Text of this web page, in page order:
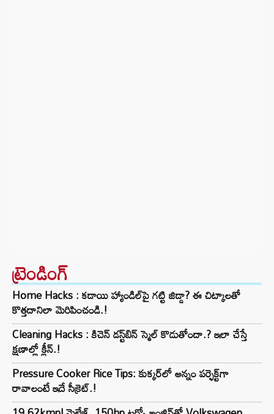
ట్రెండింగ్‌
Home Hacks : కడాయి హ్యాండిల్‌పై గట్టి జిడ్డా? ఈ చిట్కాలతో
కొత్తదానిలా మెరిపించండి.!
Cleaning Hacks : కిచెన్ డస్ట్‌బిన్ స్మెల్ కొడుతోందా.? ఇలా చేస్తే
క్షణాల్లో క్లీన్.!
Pressure Cooker Rice Tips: కుక్కర్‌లో అన్నం పర్ఫెక్ట్‌గా
రావాలంటే ఇదే సీక్రెట్.!